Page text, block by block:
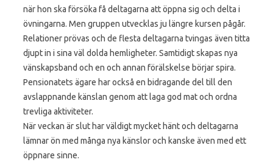
när hon ska försöka få deltagarna att öppna sig och delta i
övningarna. Men gruppen utvecklas ju längre kursen pågår.
Relationer prövas och de flesta deltagarna tvingas även titta
djupt in i sina väl dolda hemligheter. Samtidigt skapas nya
vänskapsband och en och annan förälskelse börjar spira.
Pensionatets ägare har också en bidragande del till den
avslappnande känslan genom att laga god mat och ordna
trevliga aktiviteter.
När veckan är slut har väldigt mycket hänt och deltagarna
lämnar ön med många nya känslor och kanske även med ett
öppnare sinne.